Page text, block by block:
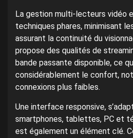
La gestion multi-lecteurs vidéo
techniques phares, minimisant
assurant la continuité du
propose des qualités de
bande passante disponible, ce
considérablement le confort,
connexions plus faibles.
Une interface responsive,
smartphones, tablettes, PC et
est également un élément clé.